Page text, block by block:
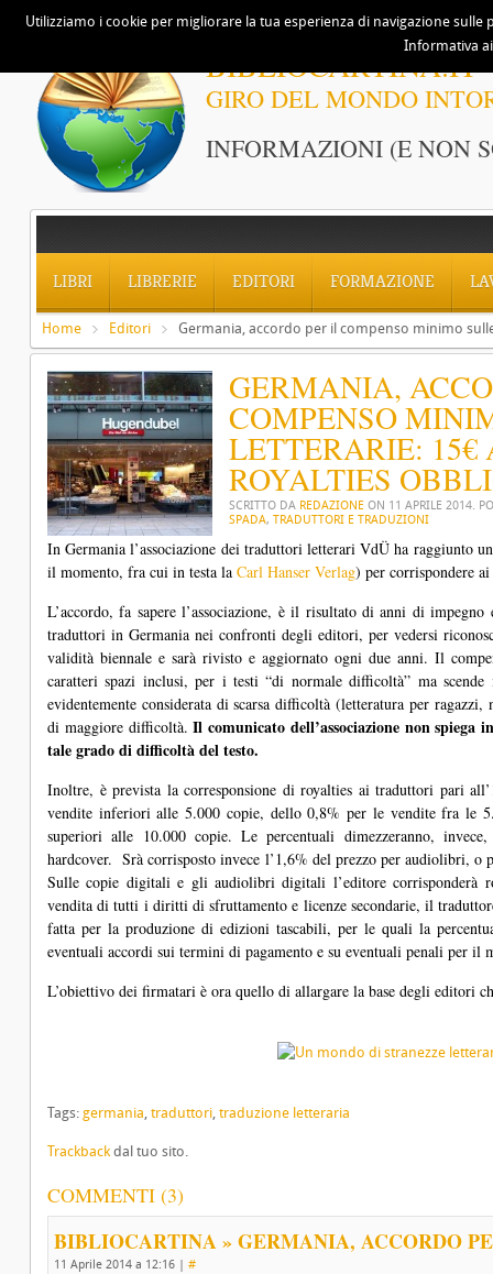
BIBLIOCARTINA.IT
GIRO DEL MONDO
INFORMAZIONI (E NON
LIBRI LIBRERIE EDITORI FORMAZIONE
Home Editori Germania, accordo per il compenso minimo
GERMANIA,
COMPENSO
LETTERARIE:
ROYALTIES
SCRITTO DA REDAZIONE ON 11 APRILE 2014.
SPADA, TRADUTTORI E TRADUZIONI
In Germania l’associazione dei traduttori letterari VdÜ ha raggiunto
il momento, fra cui in testa la Carl Hanser Verlag) per corrispondere
L’accordo, fa sapere l’associazione, è il risultato di anni di
traduttori in Germania nei confronti degli editori, per vedersi
validità biennale e sarà rivisto e aggiornato ogni due anni. Il
caratteri spazi inclusi, per i testi “di normale difficoltà” ma
evidentemente considerata di scarsa difficoltà (letteratura per
di maggiore difficoltà.Il comunicato dell’associazione non
tale grado di difficoltà del testo.
Inoltre, è prevista la corresponsione di royalties ai traduttori pari
vendite inferiori alle 5.000 copie, dello 0,8% per le vendite fra le
superiori alle 10.000 copie. Le percentuali dimezzeranno,
hardcover. Srà corrisposto invece l’1,6% del prezzo per audiolibri,
Sulle copie digitali e gli audiolibri digitali l’editore corrisponderà
vendita di tutti i diritti di sfruttamento e licenze secondarie, il
fatta per la produzione di edizioni tascabili, per le quali la
eventuali accordi sui termini di pagamento e su eventuali penali per il
L’obiettivo dei firmatari è ora quello di allargare la base degli editori
Tags: germania, traduttori, traduzione letteraria
Trackbackdal tuo sito.
COMMENTI (3)
BIBLIOCARTINA » GERMANIA, ACCORDO
11 Aprile 2014 a 12:16 | #
Utilizziamo i cookie per migliorare la tua esperienza di navigazione
Informativa ai